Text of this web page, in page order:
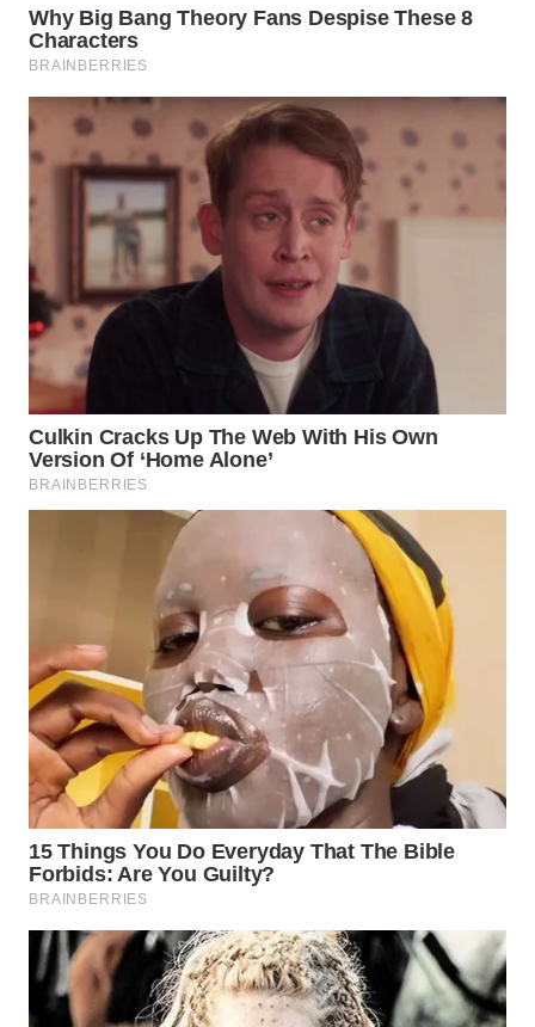
WN
CIANJUR
WN
KEPULAUAN
SERIBU
WN
TANGERANG
WN
BINJAI
WN
CIREBON
WN
MAJALENGKA
WN
SUBANG
WN
SUKABUMI
WN
PURWAKARTA